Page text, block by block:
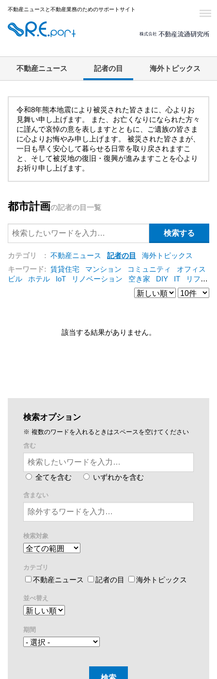
不動産ニュースと不動産業務のためのサポートサイト
不動産ニュース 記者の目 海外トピックス
令和8年熊本地震により被災された皆さまに、心よりお
見舞い申し上げます。 また、お亡くなりになられた方々
に謹んで哀悼の意を表しますとともに、ご遺族の皆さま
に心よりお悔やみ申し上げます。 被災された皆さまが、
一日も早く安心して暮らせる日常を取り戻されますこ
と、そして被災地の復旧・復興が進みますことを心より
お祈り申し上げます。
都市計画の記者の目一覧
カテゴリ : 不動産ニュース 記者の目
海外トピックス
キーワード: 賃貸住宅 マンション コミュニティ
オフィス
ビル
ホテル IoT リノベーション 空き家 DIY IT
リフォ
建売住宅 管理会社
集合住
三菱地所 賃貸借 公営住宅[+]
該当する結果がありません。
検索オプション
※ 複数のワードを入れるときはスペースを空けてください
含む
全てを含む いずれかを含む
含まない
検索対象
カテゴリ
不動産ニュース 記者の目 海外トピックス
並べ替え
期間